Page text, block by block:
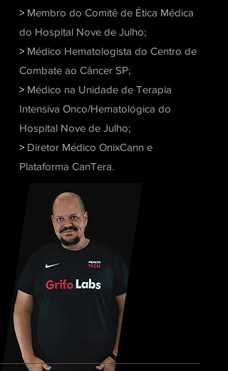
> Membro do Comitê de Ética Médica
do Hospital Nove de Julho;
> Médico Hematologista do Centro de
Combate ao Câncer SP;
> Médico na Unidade de Terapia
Intensiva Onco/Hematológica do
Hospital Nove de Julho;
> Diretor Médico OnixCann e
Plataforma CanTera.